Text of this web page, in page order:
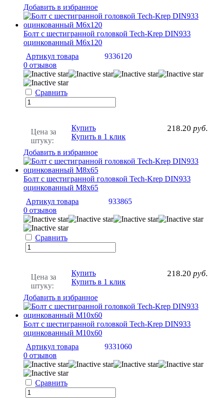
Добавить в избранное
Болт с шестигранной головкой Tech-Krep DIN933
оцинкованный М6х120
Артикул товара
9336120
0 отзывов
Сравнить
Цена за
штуку:
218.20 руб.
Купить
Купить в 1 клик
Добавить в избранное
Болт с шестигранной головкой Tech-Krep DIN933
оцинкованный М8х65
Артикул товара
933865
0 отзывов
Сравнить
Цена за
штуку:
218.20 руб.
Купить
Купить в 1 клик
Добавить в избранное
Болт с шестигранной головкой Tech-Krep DIN933
оцинкованный М10х60
Артикул товара
9331060
0 отзывов
Сравнить